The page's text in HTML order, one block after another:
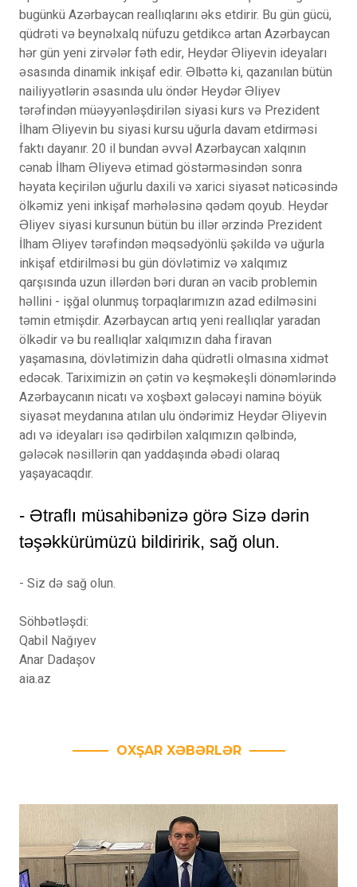
bugünkü Azərbaycan reallıqlarını əks etdirir. Bu gün gücü,
qüdrəti və beynəlxalq nüfuzu getdikcə artan Azərbaycan
hər gün yeni zirvələr fəth edir, Heydər Əliyevin ideyaları
əsasında dinamik inkişaf edir. Əlbəttə ki, qazanılan bütün
nailiyyətlərin əsasında ulu öndər Heydər Əliyev
tərəfindən müəyyənləşdirilən siyasi kurs və Prezident
İlham Əliyevin bu siyasi kursu uğurla davam etdirməsi
faktı dayanır. 20 il bundan əvvəl Azərbaycan xalqının
cənab İlham Əliyevə etimad göstərməsindən sonra
həyata keçirilən uğurlu daxili və xarici siyasət nəticəsində
ölkəmiz yeni inkişaf mərhələsinə qədəm qoyub. Heydər
Əliyev siyasi kursunun bütün bu illər ərzində Prezident
İlham Əliyev tərəfindən məqsədyönlü şəkildə və uğurla
inkişaf etdirilməsi bu gün dövlətimiz və xalqımız
qarşısında uzun illərdən bəri duran ən vacib problemin
həllini - işğal olunmuş torpaqlarımızın azad edilməsini
təmin etmişdir. Azərbaycan artıq yeni reallıqlar yaradan
ölkədir və bu reallıqlar xalqımızın daha firavan
yaşamasına, dövlətimizin daha qüdrətli olmasına xidmət
edəcək. Tariximizin ən çətin və keşməkeşli dönəmlərində
Azərbaycanın nicatı və xoşbəxt gələcəyi naminə böyük
siyasət meydanına atılan ulu öndərimiz Heydər Əliyevin
adı və ideyaları isə qədirbilən xalqımızın qəlbində,
gələcək nəsillərin qan yaddaşında əbədi olaraq
yaşayacaqdır.
- Ətraflı müsahibənizə görə Sizə dərin
təşəkkürümüzü bildiririk, sağ olun.
- Siz də sağ olun.
Söhbətləşdi:
Qabil Nağıyev
Anar Dadaşov
aia.az
OXŞAR XƏBƏRLƏR